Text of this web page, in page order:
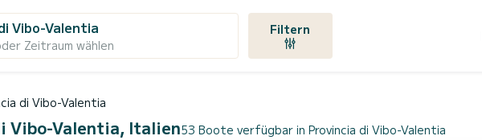
Vibo-Valentia
Zeitraum wählen
Filtern
di Vibo-Valentia
Vibo-Valentia, Italien53 Boote verfügbar in Provincia di Vibo-Valentia